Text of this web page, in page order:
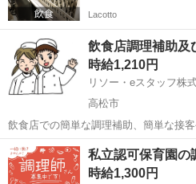
Lacotto
飲食店調理補助及
時給1,210円
リソー・eスタッフ株
高松市
飲食店での簡単な調理補助、簡単な接
食券販売なので、面倒なオーダー受付や接客
は必要ありません。 一日あれば覚えら
すので、明るい笑顔と清潔感は大...
香川 高松市 キッチン
私立認可保育園の
時給1,300円